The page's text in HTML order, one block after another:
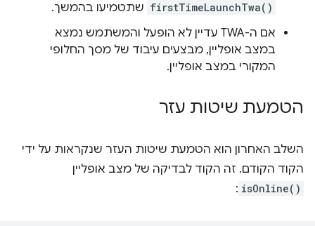
firstTimeLaunchTwa() שתטמיעו בהמשך.
אם ה-TWA עדיין לא הופעל והמשתמש נמצא
במצב אופליין, מבצעים עיבוד של מסך החלופי
המקורי במצב אופליין.
הטמעת שיטות עזר
השלב האחרון הוא הטמעת שיטות העזר שנקראות על ידי
הקוד הקודם. זה הקוד לבדיקה של מצב אופליין
isOnline()
: